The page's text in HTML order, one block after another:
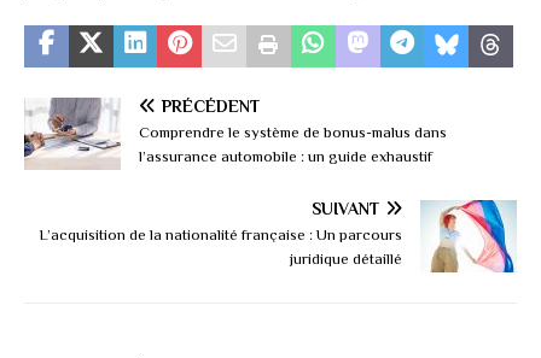
PRÉCÉDENT
Comprendre le système de bonus-malus dans
l’assurance automobile : un guide exhaustif
SUIVANT
L’acquisition de la nationalité française : Un parcours
juridique détaillé